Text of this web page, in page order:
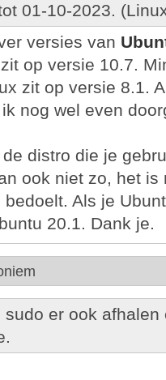
01-10-2023.
versies van
op versie 10.7.
zit op versie 8.1.
nog wel even
distro die je
ook niet zo, het is
Als je
20.1. Dank je.
sudo er ook